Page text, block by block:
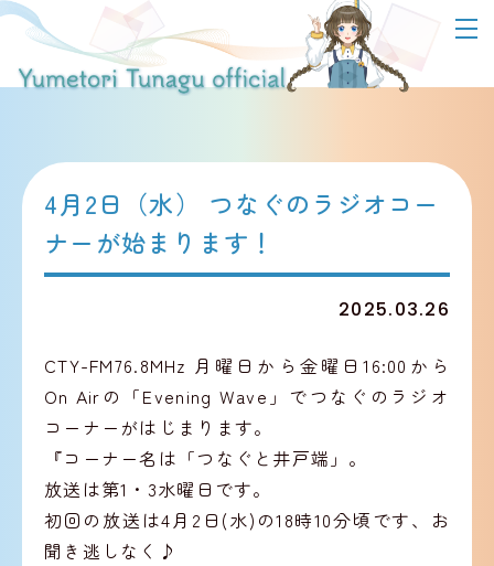
4月2日（水） つなぐのラジオコー
ナーが始まります！
2025.03.26
CTY-FM76.8MHz 月曜日から金曜日16:00から
On Airの「Evening Wave」でつなぐのラジオ
コーナーがはじまります。
『コーナー名は「つなぐと井戸端」。
放送は第1・3水曜日です。
初回の放送は4月2日(水)の18時10分頃です、お
聞き逃しなく♪